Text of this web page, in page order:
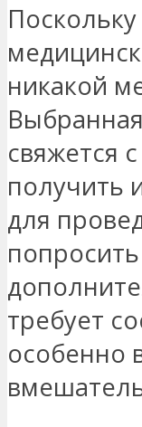
никакой
свяжется
получить
для
требует
особенно